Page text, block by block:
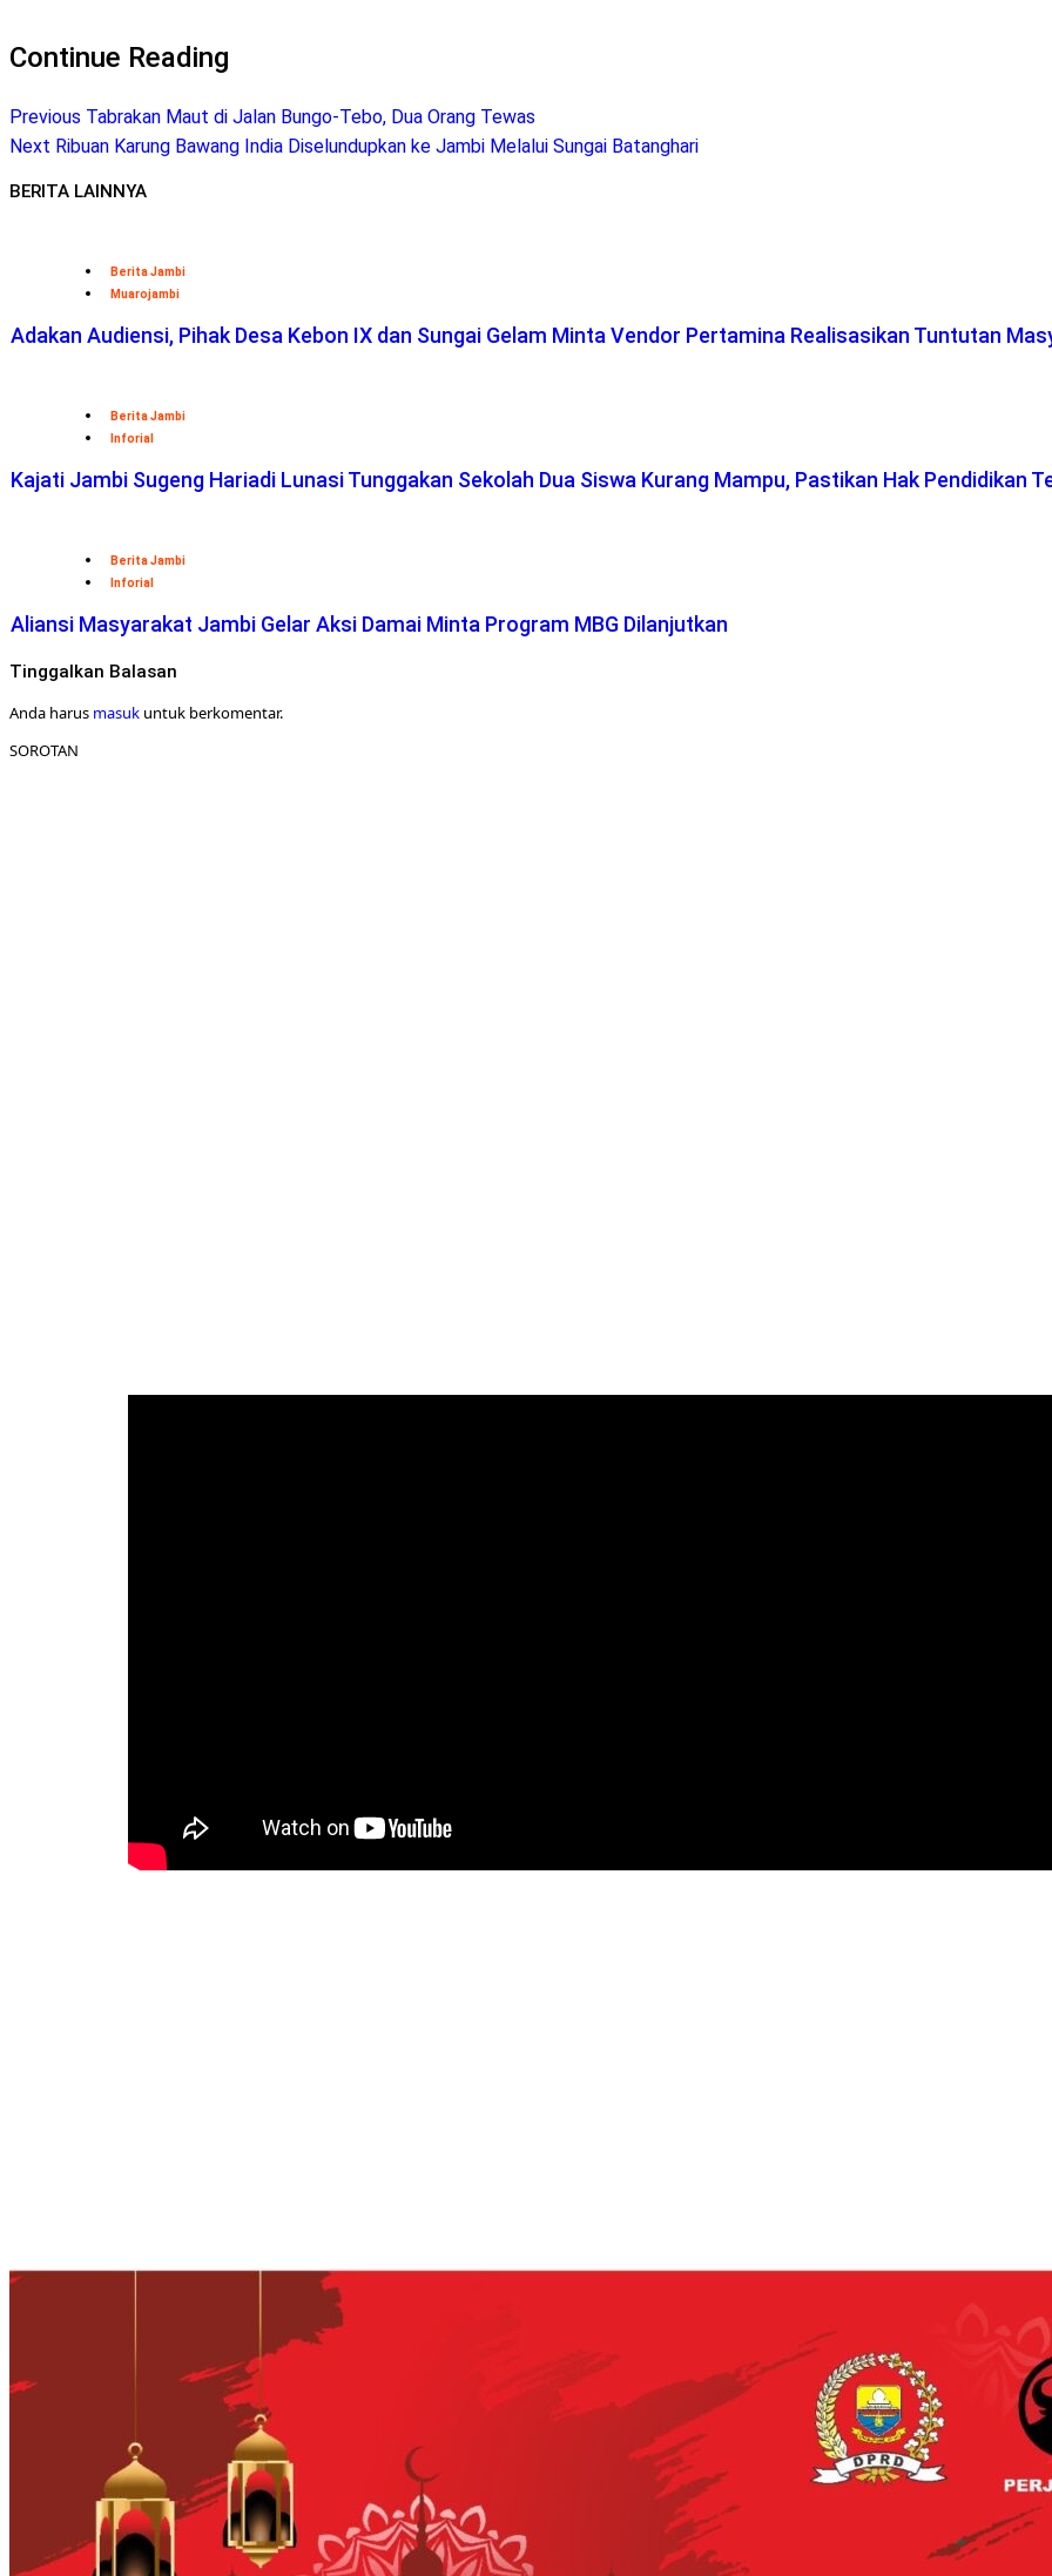
Continue Reading
Previous Tabrakan Maut di Jalan Bungo-Tebo, Dua Orang Tewas
Next Ribuan Karung Bawang India Diselundupkan ke Jambi Melalui Sungai Batanghari
BERITA LAINNYA
Berita Jambi
Muarojambi
Adakan Audiensi, Pihak Desa Kebon IX dan Sungai Gelam Minta Vendor Pertamina Realisasikan Tuntutan
Berita Jambi
Inforial
Kajati Jambi Sugeng Hariadi Lunasi Tunggakan Sekolah Dua Siswa Kurang Mampu, Pastikan Hak Pendidikan
Berita Jambi
Inforial
Aliansi Masyarakat Jambi Gelar Aksi Damai Minta Program MBG Dilanjutkan
Tinggalkan Balasan
Anda harus masuk untuk berkomentar.
SOROTAN